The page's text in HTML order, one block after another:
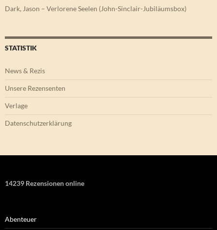
Dark, Jason – Verlorene Seelen (John-Sinclair-Jubiläumsbox)
STATISTIK
News & Rezis
Unsere Rezensenten
Verlage
Datenschutzerklärung
14239 Rezensionen online
Abenteuer